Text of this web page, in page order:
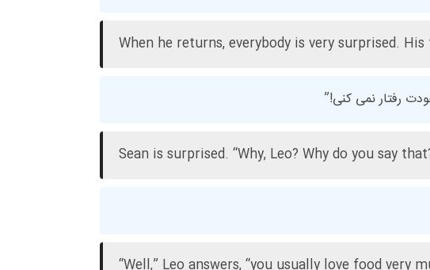
When he returns, everybody is very surprised.
رفتار نمی کنی!”
Sean is surprised. “Why, Leo? Why do you say
“Well,” Leo answers, “you usually love food very